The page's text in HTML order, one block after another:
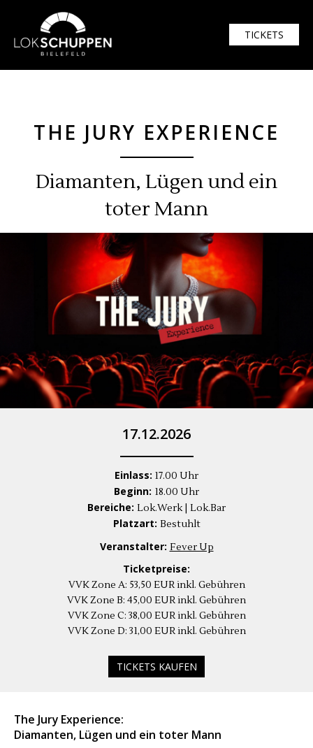
TICKETS
THE JURY EXPERIENCE
Diamanten, Lügen und ein
toter Mann
17.12.2026
Einlass: 17.00 Uhr
Beginn: 18.00 Uhr
Bereiche: Lok.Werk | Lok.Bar
Platzart: Bestuhlt
Veranstalter: Fever Up
Ticketpreise:
VVK Zone A: 53,50 EUR inkl. Gebühren
VVK Zone B: 45,00 EUR inkl. Gebühren
VVK Zone C: 38,00 EUR inkl. Gebühren
VVK Zone D: 31,00 EUR inkl. Gebühren
TICKETS KAUFEN
The Jury Experience:
Diamanten, Lügen und ein toter Mann